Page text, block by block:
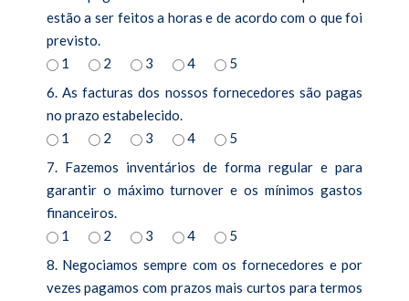
estão a ser feitos a horas e de acordo com o que foi
previsto.
1
2 3 4
5
6. As facturas dos nossos fornecedores são pagas
no prazo estabelecido.
1
2 3 4
5
7. Fazemos inventários de forma regular e para
garantir o máximo turnover e os mínimos gastos
financeiros.
1
2 3 4
5
8. Negociamos sempre com os fornecedores e por
vezes pagamos com prazos mais curtos para termos